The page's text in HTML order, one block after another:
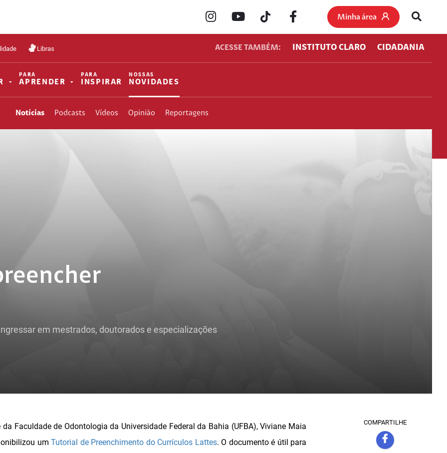
Minha área
Libras ACESSE TAMBÉM: INSTITUTO CLARO CIDADANIA
PARA
APRENDER
PARA
INSPIRAR
NOSSAS
NOVIDADES
Notícias Podcasts Vídeos Opinião Reportagens
em mestrados, doutorados e especializações
Faculdade de Odontologia da Universidade Federal da Bahia (UFBA), Viviane Maia
umTutorial de Preenchimento do Currículos Lattes. O documento é útil para
COMPARTILHE